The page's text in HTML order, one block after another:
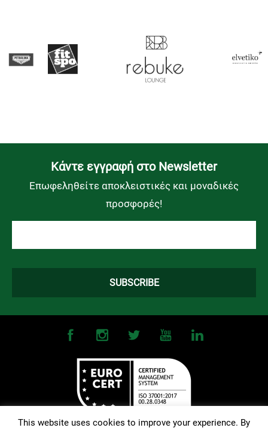
Kάντε εγγραφή στο Newsletter
Επωφεληθείτε αποκλειστικές και μοναδικές
προσφορές!
This website uses cookies to improve your experience. By